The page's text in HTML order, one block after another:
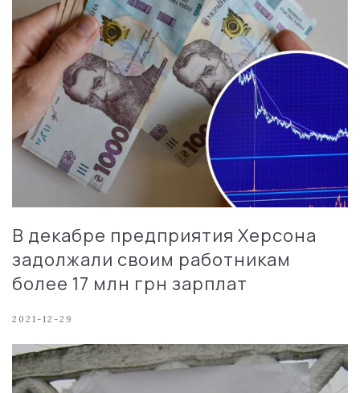
В декабре предприятия Херсона
задолжали своим работникам
более 17 млн грн зарплат
2021-12-29